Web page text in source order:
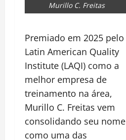
Murillo C. Freitas
Premiado em 2025 pelo
Latin American Quality
Institute (LAQI) como a
melhor empresa de
treinamento na área,
Murillo C. Freitas vem
consolidando seu nome
como uma das